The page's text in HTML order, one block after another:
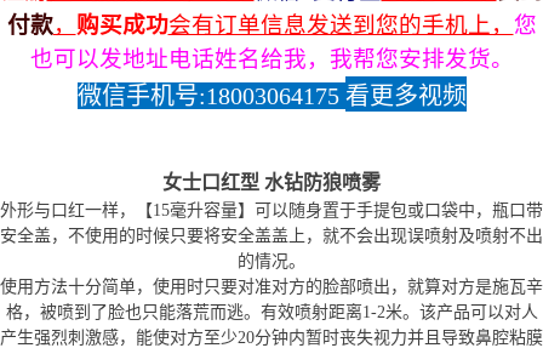
付款， 购买成功会有订单信息发送到您的手机上， 您
也可以发地址电话姓名给我，我帮您安排发货。
微信手机号:18003064175 看更多视频
女士口红型 水钻防狼喷雾
外形与口红一样，【15毫升容量】可以随身置于手提包或口袋中，瓶口带
安全盖，不使用的时候只要将安全盖盖上，就不会出现误喷射及喷射不出
的情况。
使用方法十分简单，使用时只要对准对方的脸部喷出，就算对方是施瓦辛
格，被喷到了脸也只能落荒而逃。有效喷射距离1-2米。该产品可以对人
产生强烈刺激感，能使对方至少20分钟内暂时丧失视力并且导致鼻腔粘膜